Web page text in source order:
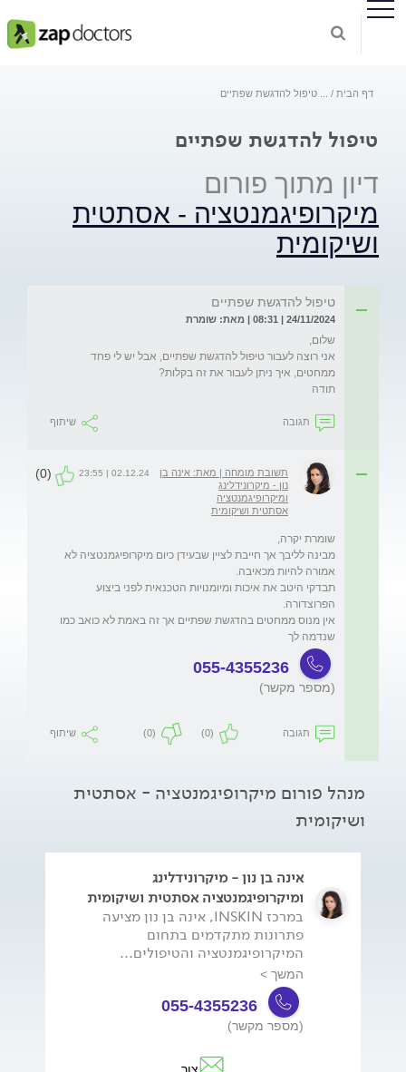
דף הבית טיפול להדגשת שפתיים
טיפול להדגשת שפתיים
דיון מתוך פורום
מיקרופיגמנטציה - אסתטית
ושיקומית
טיפול להדגשת שפתיים
24/11/2024 | 08:31 | מאת: שומרת
אני רוצה לעבור טיפול להדגשת שפתיים, אבל יש לי פחד
תודה
תגובה שיתוף
תשובת מומחה | מאת: אינה בן
נון - מיקרונידלינג
ומיקרופיגמנטציה
אסתטית ושיקומית
02.12.24 | 23:55
(0)
מבינה לליבך אך חייבת לציין שבעידן כיום מיקרופיגמנטציה לא
תבדקי היטב את איכות ומיומנויות הטכנאית לפני ביצוע
אין מנוס ממחטים בהדגשת שפתיים אך זה באמת לא כואב כמו
שנדמה לך
055-4355236
(מספר מקשר)
תגובה (0)
(0) שיתוף
מנהל פורום מיקרופיגמנטציה - אסתטית
ושיקומית
אינה בן נון - מיקרונידלינג
ומיקרופיגמנטציה אסתטית ושיקומית
במרכז INSKIN, אינה בן נון מציעה
פתרונות מתקדמים בתחום
המיקרופיגמנטציה והטיפולים...
המשך >
055-4355236
(מספר מקשר)
צור